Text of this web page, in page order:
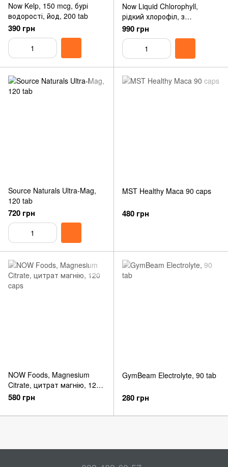
Now Kelp, 150 mcg, бурі
водорості, йод, 200 tab
390 грн
Now Liquid Chlorophyll,
рідкий хлорофіл, з
ароматом натуральної
м’яти, 473 мл, 90 serv
990 грн
Source Naturals Ultra-Mag,
120 tab
720 грн
MST Healthy Maca 90 caps
480 грн
NOW Foods, Magnesium
Citrate, цитрат магнію, 120
caps
580 грн
GymBeam Electrolyte, 90 tab
280 грн